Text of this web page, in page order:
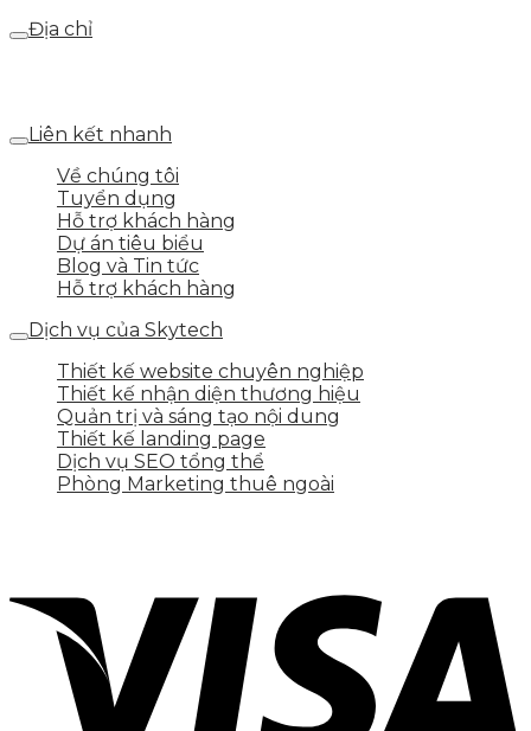
Địa chỉ
Liên kết nhanh
Về chúng tôi
Tuyển dụng
Hỗ trợ khách hàng
Dự án tiêu biểu
Blog và Tin tức
Hỗ trợ khách hàng
Dịch vụ của Skytech
Thiết kế website chuyên nghiệp
Thiết kế nhận diện thương hiệu
Quản trị và sáng tạo nội dung
Thiết kế landing page
Dịch vụ SEO tổng thể
Phòng Marketing thuê ngoài